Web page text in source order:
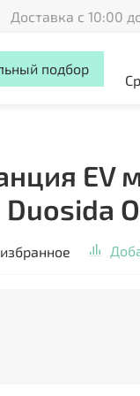
Доставка с 10:00
подбор
EV
Duosida